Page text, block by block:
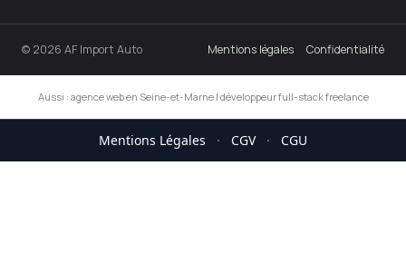
© 2026 AF Import Auto Mentions légales Confidentialité
Aussi : agence web en Seine-et-Marne| développeur full-stack freelance
Mentions Légales · CGV · CGU